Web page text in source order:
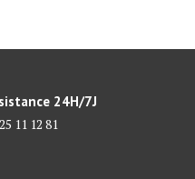
24H/7J
11 12 81